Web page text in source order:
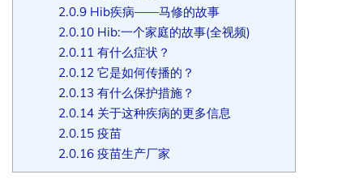
2.0.9Hib疾病——马修的故事
2.0.10Hib:一个家庭的故事(全视频)
2.0.11 有什么症状？
2.0.12它是如何传播的？
2.0.13 有什么保护措施？
2.0.14关于这种疾病的更多信息
2.0.15疫苗
2.0.16疫苗生产厂家